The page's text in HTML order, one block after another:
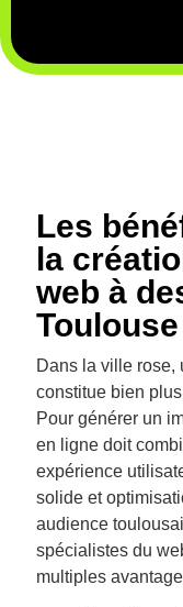
Les
la
web à
Toulouse
Dans la ville rose,
constitue bien
Pour générer un
en ligne doit
expérience
solide et
audience
spécialistes du
multiples